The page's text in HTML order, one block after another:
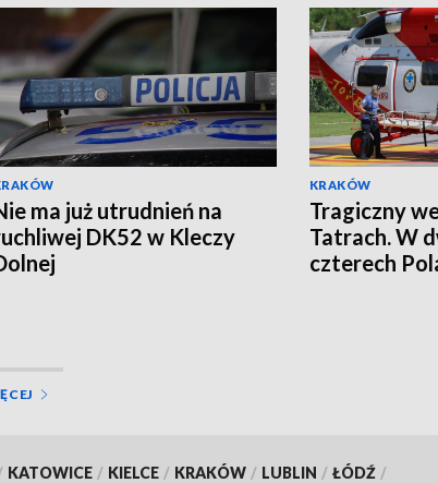
ma już utrudnień na
DK52 w Kleczy
KRAKÓW
Tragiczny
Tatrach. W
czterech
KATOWICE / KIELCE / KRAKÓW / LUBLIN / ŁÓDŹ /